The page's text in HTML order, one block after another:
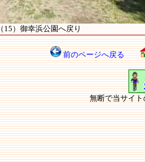
（15）御幸浜公園へ戻り
前のページへ戻る
無断で当サイ